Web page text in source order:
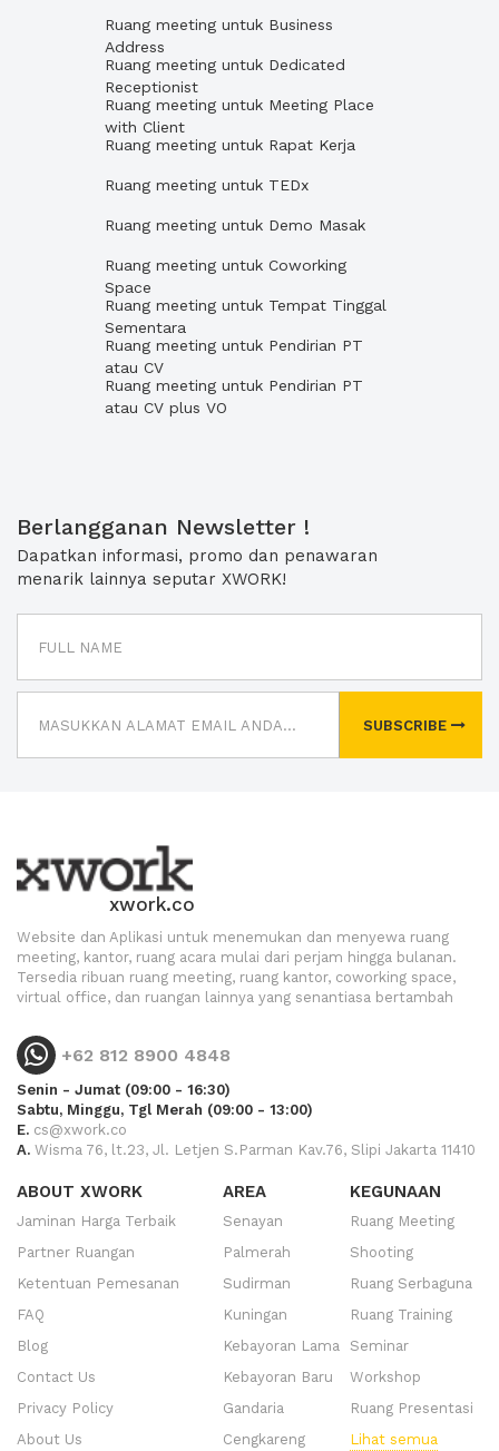
Ruang meeting untuk Business
Address
Ruang meeting untuk Dedicated
Receptionist
Ruang meeting untuk Meeting Place
with Client
Ruang meeting untuk Rapat Kerja
Ruang meeting untuk TEDx
Ruang meeting untuk Demo Masak
Ruang meeting untuk Coworking
Space
Ruang meeting untuk Tempat Tinggal
Sementara
Ruang meeting untuk Pendirian PT
atau CV
Ruang meeting untuk Pendirian PT
atau CV plus VO
Berlangganan Newsletter !
Dapatkan informasi, promo dan penawaran
menarik lainnya seputar XWORK!
SUBSCRIBE
xwork.co
Website dan Aplikasi untuk menemukan dan menyewa ruang
meeting, kantor, ruang acara mulai dari perjam hingga bulanan.
Tersedia ribuan ruang meeting, ruang kantor, coworking space,
virtual office, dan ruangan lainnya yang senantiasa bertambah
+62 812 8900 4848
Senin - Jumat (09:00 - 16:30)
Sabtu, Minggu, Tgl Merah (09:00 - 13:00)
E. cs@xwork.co
A. Wisma 76, lt.23, Jl. Letjen S.Parman Kav.76, Slipi Jakarta 11410
ABOUT XWORK
Jaminan Harga Terbaik
Partner Ruangan
Ketentuan Pemesanan
FAQ
Blog
Contact Us
Privacy Policy
About Us
AREA
Senayan
Palmerah
Sudirman
Kuningan
Kebayoran Lama
Kebayoran Baru
Gandaria
Cengkareng
KEGUNAAN
Ruang Meeting
Shooting
Ruang Serbaguna
Ruang Training
Seminar
Workshop
Ruang Presentasi
Lihat semua